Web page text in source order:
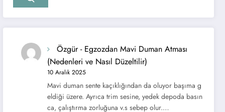
Özgür- Egzozdan Mavi Duman Atması
(Nedenleri ve Nasıl Düzeltilir)
10 Aralık 2025
Mavi duman sente kaçıklığından da oluyor başıma g
eldiği üzere. Ayrıca trim sesine, yedek depoda basın
ca, çalıştırma zorluğuna v.s sebep olur.…